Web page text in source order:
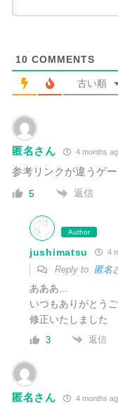
10 COMMENTS
古い順
匿名さん 4 months
参考リンクが違うゲ
5 返信
Author
jushimatsu 4
Reply to 匿名
あああ…
いつもありがとう
修正いたしました
3 返信
匿名さん 4 months